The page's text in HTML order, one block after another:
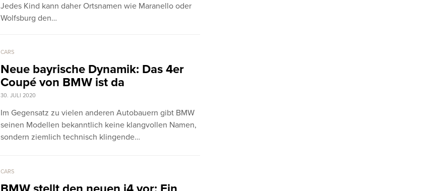
Jedes Kind kann daher Ortsnamen wie Maranello oder
Wolfsburg den…
CARS
Neue bayrische Dynamik: Das 4er
Coupé von BMW ist da
30. JULI 2020
Im Gegensatz zu vielen anderen Autobauern gibt BMW
seinen Modellen bekanntlich keine klangvollen Namen,
sondern ziemlich technisch klingende…
CARS